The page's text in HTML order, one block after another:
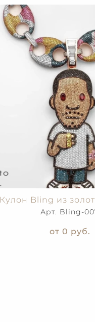
Кулон Bling из
Арт. Bling-
от 0 руб.